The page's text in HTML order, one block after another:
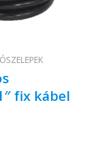
fix kábel